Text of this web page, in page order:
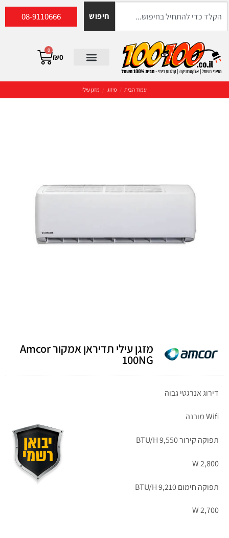
חיפוש 08-9110666
₪0
0
עמוד הבית / מיזוג / מזגן עילי
מזגן עילי תדיראן אמקור Amcor
100NG
דירוג אנרגטי גבוה
Wifi מובנה
תפוקה קירור BTU/H 9,550
W 2,800
תפוקה חימום BTU/H 9,210
W 2,700